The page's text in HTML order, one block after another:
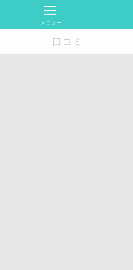
メニュー
口コミ